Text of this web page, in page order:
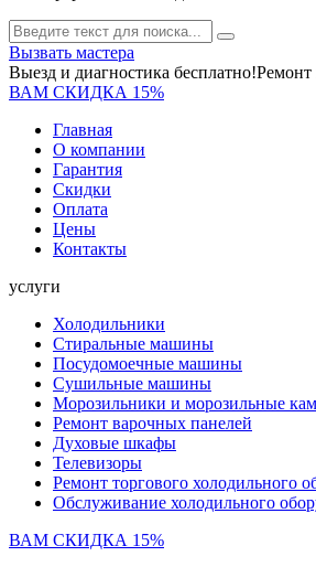
Вызвать мастера
Выезд и диагностика бесплатно!Ремонт
ВАМ СКИДКА 15%
Главная
О компании
Гарантия
Скидки
Оплата
Цены
Контакты
услуги
Холодильники
Стиральные машины
Посудомоечные машины
Сушильные машины
Морозильники и морозильные
Ремонт варочных панелей
Духовые шкафы
Телевизоры
Ремонт торгового холодильного
Обслуживание холодильного
ВАМ СКИДКА 15%